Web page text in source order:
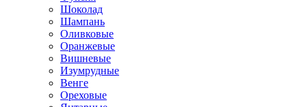
Шоколад
Шампань
Оливковые
Оранжевые
Вишневые
Изумрудные
Венге
Ореховые